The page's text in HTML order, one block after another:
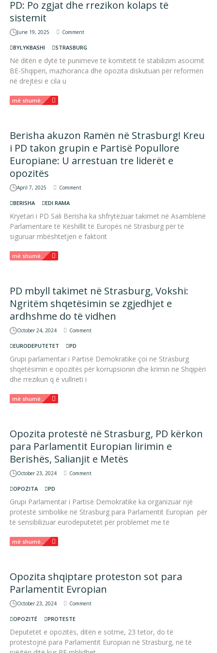
PD: Po zgjat dhe rrezikon kolaps të
sistemit
June 19, 2025 Comment
BYLYKBASHI STRASBURG
Në ditën e dytë të punimeve të komitetit të stabilizim asocimit
BE-Shqipëri, mazhoranca dhe opozita diskutuan për reformën
në drejtësi e cila u
më shumë...
Berisha akuzon Ramën në Strasburg! Kreu
i PD takon grupin e Partisë Popullore
Europiane: U arrestuan tre liderët e
opozitës
April 7, 2025 Comment
BERISHA EDI RAMA
Kryetari i PD Sali Berisha ka shfrytëzuar takimet në Asamblenë
Parlamentare të Këshillit të Europës në Strasburg për të
siguruar mbështetjen e faktorit
më shumë...
PD mbyll takimet në Strasburg, Vokshi:
Ngritëm shqetësimin se zgjedhjet e
ardhshme do të vidhen
October 24, 2024 Comment
EURODEPUTETET PD
Grupi parlamentar i Partisë Demokratike çoi ne Strasburg
shqetësimin e opozitës për korrupsionin dhe krimin ne Shqipëri
dhe rrezikun q ë vullneti i
më shumë...
Opozita protestë në Strasburg, PD kërkon
para Parlamentit Europian lirimin e
Berishës, Salianjit e Metës
October 23, 2024 Comment
OPOZITA PD
Grupi Parlamentar i Partisë Demokratike ka organizuar një
protestë simbolike në Strasburg para Parlamentit Europian për
të sensibilizuar eurodeputetët për problemet me të
më shumë...
Opozita shqiptare proteston sot para
Parlamentit Evropian
October 23, 2024 Comment
OPOZITË PROTESTE
Deputetët e opozitës, ditën e sotme, 23 tetor, do të
protestojnë para Parlamentit Europian në Strasburg, në të